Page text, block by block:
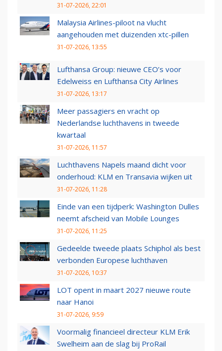
31-07-2026, 22:01
Malaysia Airlines-piloot na vlucht
aangehouden met duizenden xtc-pillen
31-07-2026, 13:55
Lufthansa Group: nieuwe CEO’s voor
Edelweiss en Lufthansa City Airlines
31-07-2026, 13:17
Meer passagiers en vracht op
Nederlandse luchthavens in tweede
kwartaal
31-07-2026, 11:57
Luchthavens Napels maand dicht voor
onderhoud: KLM en Transavia wijken uit
31-07-2026, 11:28
Einde van een tijdperk: Washington Dulles
neemt afscheid van Mobile Lounges
31-07-2026, 11:25
Gedeelde tweede plaats Schiphol als best
verbonden Europese luchthaven
31-07-2026, 10:37
LOT opent in maart 2027 nieuwe route
naar Hanoi
31-07-2026, 9:59
Voormalig financieel directeur KLM Erik
Swelheim aan de slag bij ProRail